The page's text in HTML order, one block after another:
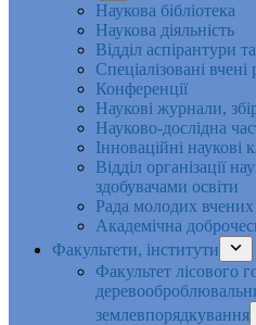
Наукова бібліотека
Наукова діяльність
Відділ аспірантури
Спеціалізовані вчені
Конференції
Наукові журнали,
Науково-дослідна
Інноваційні наукові
Відділ організації
здобувачами освіти
Рада молодих вчених
Академічна
Факультети, інститути
Факультет лісового
землевпорядкування